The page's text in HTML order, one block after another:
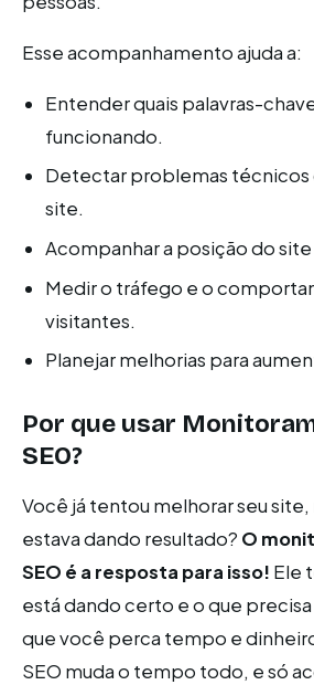
Esse acompanhamento ajuda a:
Entender quais palavras-
funcionando.
Detectar problemas técnicos
site.
Acompanhar a posição do site
Medir o tráfego e o
visitantes.
Planejar melhorias para
Por que usar
SEO?
Você já tentou melhorar seu site,
estava dando resultado? O
SEO é a resposta para isso! Ele
está dando certo e o que
que você perca tempo e
SEO muda o tempo todo, e só